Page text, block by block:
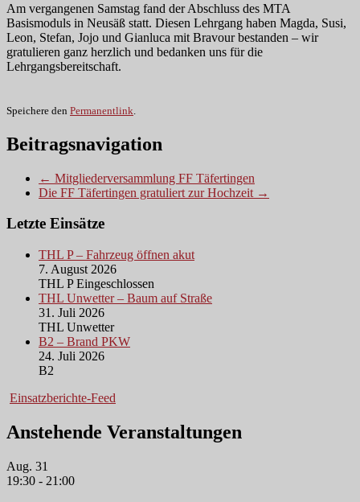
Am vergangenen Samstag fand der Abschluss des MTA
Basismoduls in Neusäß statt. Diesen Lehrgang haben Magda, Susi,
Leon, Stefan, Jojo und Gianluca mit Bravour bestanden – wir
gratulieren ganz herzlich und bedanken uns für die
Lehrgangsbereitschaft.
Speichere den Permanentlink
Beitragsnavigation
← Mitgliederversammlung FF Täfertingen
Die FF Täfertingen gratuliert zur Hochzeit →
Letzte Einsätze
THL P – Fahrzeug öffnen akut
7. August 2026
THL P Eingeschlossen
THL Unwetter – Baum auf Straße
31. Juli 2026
THL Unwetter
B2 – Brand PKW
24. Juli 2026
B2
Einsatzberichte-Feed
Anstehende Veranstaltungen
Aug. 31
19:30 - 21:00